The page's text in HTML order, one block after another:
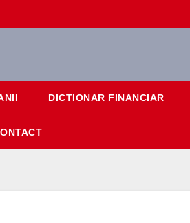
DICTIONAR FINANCIAR